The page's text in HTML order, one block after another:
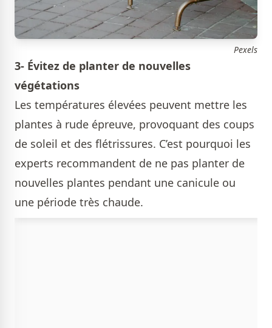
Pexels
3- Évitez de planter de nouvelles
végétations
Les températures élevées peuvent mettre les
plantes à rude épreuve, provoquant des coups
de soleil et des flétrissures. C’est pourquoi les
experts recommandent de ne pas planter de
nouvelles plantes pendant une canicule ou
une période très chaude.